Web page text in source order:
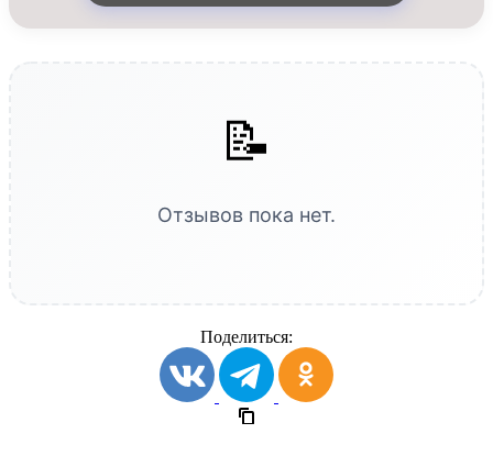
📝
Отзывов пока нет.
Поделиться: